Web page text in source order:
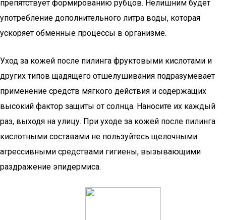
препятствует формированию рубцов. Нелишним будет
употребление дополнительного литра воды, которая
ускоряет обменные процессы в организме.
Уход за кожей после пилинга фруктовыми кислотами и
других типов щадящего отшелушивания подразумевает
применение средств мягкого действия и содержащих
высокий фактор защиты от солнца. Наносите их каждый
раз, выходя на улицу. При уходе за кожей после пилинга
кислотными составами не пользуйтесь щелочными
агрессивными средствами гигиены, вызывающими
раздражение эпидермиса.